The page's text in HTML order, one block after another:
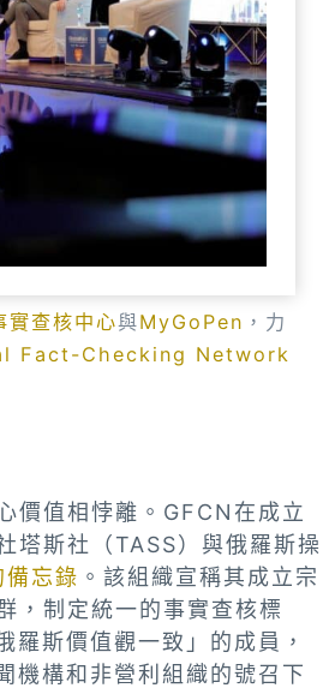
實查核中心與MyGoPen ，力
Fact-Checking Network
價值相悖離。GFCN在成立
塔斯社（TASS）與俄羅斯操
忘錄 。該組織宣稱其成立宗
，制定統一的事實查核標
斯價值觀一致」的成員，
機構和非營利組織的號召下